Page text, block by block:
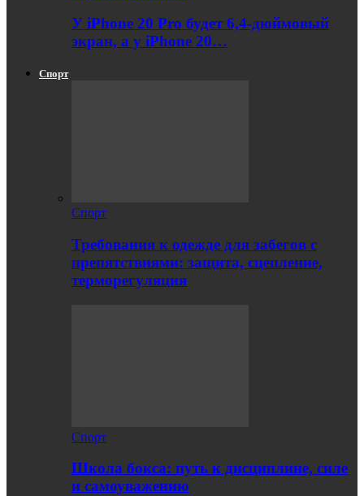
У iPhone 20 Pro будет 6,4-дюймовый
экран, а у iPhone 20…
Спорт
Спорт
Требования к одежде для забегов с
препятствиями: защита, сцепление,
терморегуляция
Спорт
Школа бокса: путь к дисциплине, силе
и самоуважению